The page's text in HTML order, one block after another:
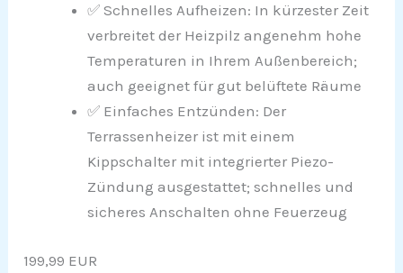
✅ Schnelles Aufheizen: In kürzester Zeit
verbreitet der Heizpilz angenehm hohe
Temperaturen in Ihrem Außenbereich;
auch geeignet für gut belüftete Räume
✅ Einfaches Entzünden: Der
Terrassenheizer ist mit einem
Kippschalter mit integrierter Piezo-
Zündung ausgestattet; schnelles und
sicheres Anschalten ohne Feuerzeug
199,99 EUR